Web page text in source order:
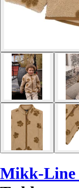
Mikk-Line